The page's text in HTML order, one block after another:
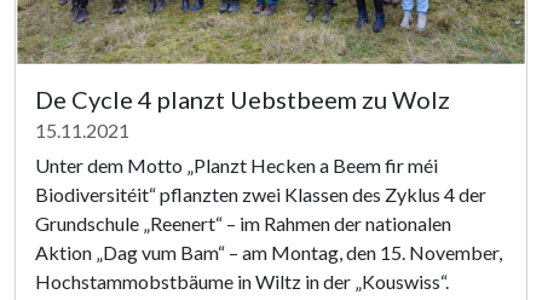
De Cycle 4 planzt Uebstbeem zu Wolz
15.11.2021
Unter dem Motto „Planzt Hecken a Beem fir méi
Biodiversitéit“ pflanzten zwei Klassen des Zyklus 4 der
Grundschule „Reenert“ – im Rahmen der nationalen
Aktion „Dag vum Bam“ – am Montag, den 15. November,
Hochstammobstbäume in Wiltz in der „Kouswiss“.